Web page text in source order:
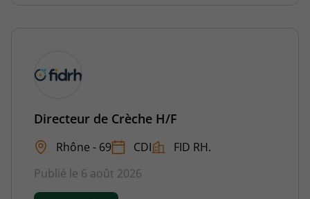
Directeur de Crèche H/F
Rhône - 69 CDI
FID RH.
Publié le 6 août 2026